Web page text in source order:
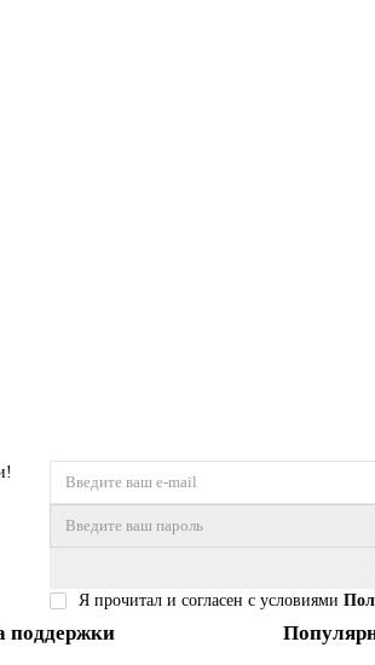
Я прочитал и согласен с условиями
поддержки